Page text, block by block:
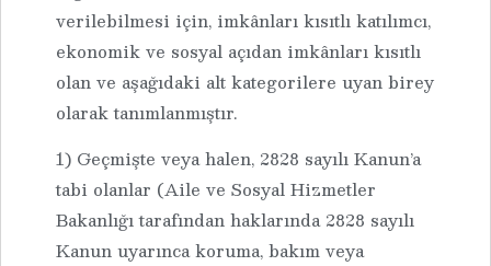
verilebilmesi için, imkânları kısıtlı katılımcı,
ekonomik ve sosyal açıdan imkânları kısıtlı
olan ve aşağıdaki alt kategorilere uyan birey
olarak tanımlanmıştır.
1) Geçmişte veya halen, 2828 sayılı Kanun’a
tabi olanlar (Aile ve Sosyal Hizmetler
Bakanlığı tarafından haklarında 2828 sayılı
Kanun uyarınca koruma, bakım veya